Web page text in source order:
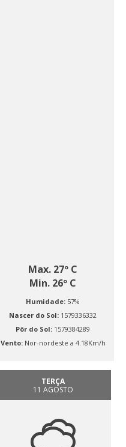
Max. 27º C
Min. 26º C
Humidade: 57%
Nascer do Sol: 1579336332
Pôr do Sol: 1579384289
Vento: Nor-nordeste a 4.18Km/h
TERÇA
11 AGOSTO